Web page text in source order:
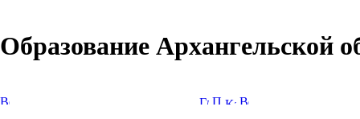
Образование Архангельской